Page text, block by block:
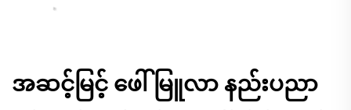
အဆင့်မြင့် ဖေါ်မြူလာ နည်းပညာ